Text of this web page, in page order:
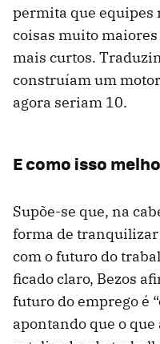
permita que equipes
coisas muito
mais curtos.
construíam um
agora seriam 10.
E como isso
Supõe-se que, na
forma de tranquilizar
com o futuro do
ficado claro, Bezos
futuro do emprego é
apontando que o